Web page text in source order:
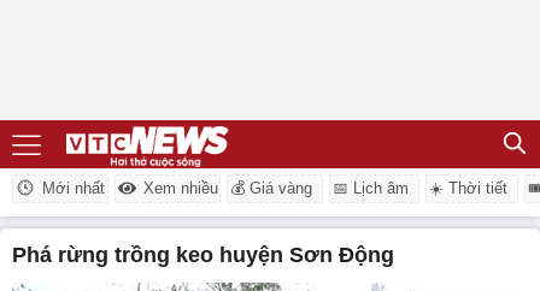
Mới nhất Xem nhiều 💰 Giá vàng 📅 Lịch âm ☀️ Thời tiết
Phá rừng trồng keo huyện Sơn Động